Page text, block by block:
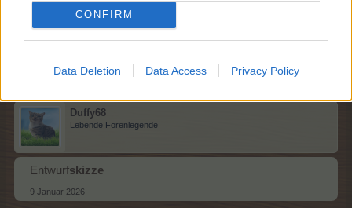
CONFIRM
Data Deletion Data Access Privacy Policy
Duffy68
Lebende Forenlegende
Entwurfskizze
9 Januar 2026